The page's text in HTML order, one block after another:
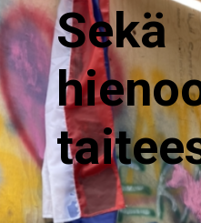
Sekä